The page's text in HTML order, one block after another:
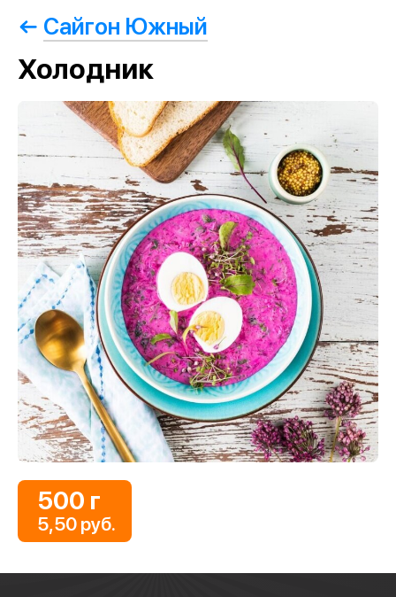
Сайгон Южный
Холодник
500 г
5,50 руб.